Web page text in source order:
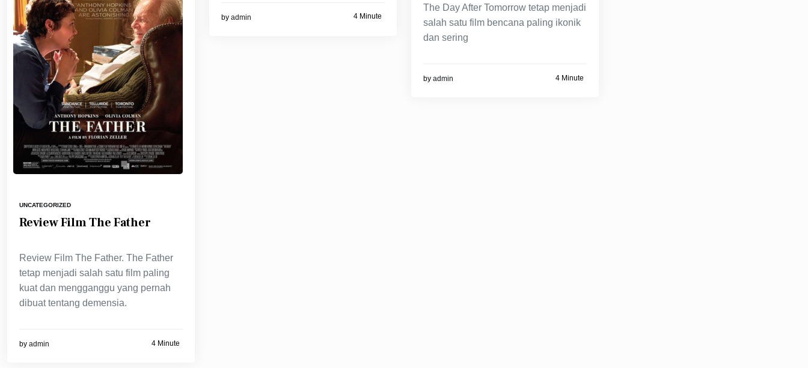
The Day After Tomorrow tetap menjadi
salah satu film bencana paling ikonik
dan sering
by admin 4 Minute
by admin 4 Minute
UNCATEGORIZED
Review Film The Father
Review Film The Father. The Father
tetap menjadi salah satu film paling
kuat dan mengganggu yang pernah
dibuat tentang demensia.
by admin 4 Minute